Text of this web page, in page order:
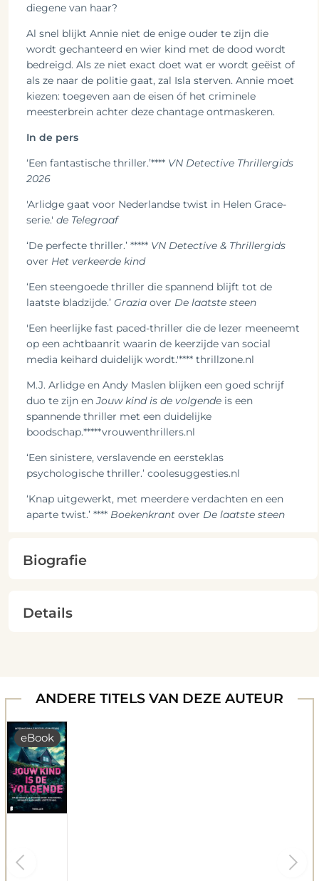
diegene van haar?
Al snel blijkt Annie niet de enige ouder te zijn die
wordt gechanteerd en wier kind met de dood wordt
bedreigd. Als ze niet exact doet wat er wordt geëist of
als ze naar de politie gaat, zal Isla sterven. Annie moet
kiezen: toegeven aan de eisen óf het criminele
meesterbrein achter deze chantage ontmaskeren.
In de pers
‘Een fantastische thriller.’**** VN Detective Thrillergids
2026
'Arlidge gaat voor Nederlandse twist in Helen Grace-
serie.' de Telegraaf
‘De perfecte thriller.’ *****VN Detective & Thrillergids
over Het verkeerde kind
‘Een steengoede thriller die spannend blijft tot de
laatste bladzijde.’ Graziaover De laatste steen
'Een heerlijke fast paced-thriller die de lezer meeneemt
op een achtbaanrit waarin de keerzijde van social
media keihard duidelijk wordt.'**** thrillzone.nl
M.J. Arlidge en Andy Maslen blijken een goed schrijf
duo te zijn enJouw kind is de volgendeis een
spannende thriller met een duidelijke
boodschap.*****vrouwenthrillers.nl
‘Een sinistere, verslavende en eersteklas
psychologische thriller.’ coolesuggesties.nl
‘Knap uitgewerkt, met meerdere verdachten en een
aparte twist.’ **** Boekenkrant over De laatste steen
Biografie
Details
ANDERE TITELS VAN DEZE AUTEUR
eBook